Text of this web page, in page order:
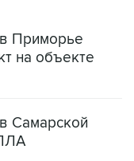
Приморье
на объекте
Самарской